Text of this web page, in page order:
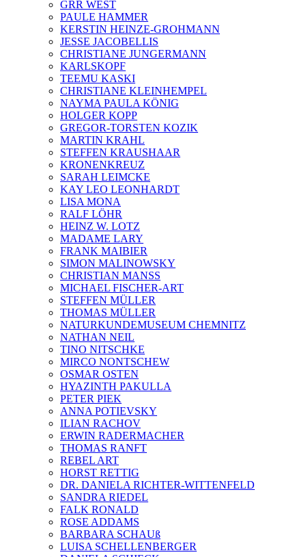
GRR WEST
PAULE HAMMER
KERSTIN HEINZE-GROHMANN
JESSE JACOBELLIS
CHRISTIANE JUNGERMANN
KARLSKOPF
TEEMU KASKI
CHRISTIANE KLEINHEMPEL
NAYMA PAULA KÖNIG
HOLGER KOPP
GREGOR-TORSTEN KOZIK
MARTIN KRAHL
STEFFEN KRAUSHAAR
KRONENKREUZ
SARAH LEIMCKE
KAY LEO LEONHARDT
LISA MONA
RALF LÖHR
HEINZ W. LOTZ
MADAME LARY
FRANK MAIBIER
SIMON MALINOWSKY
CHRISTIAN MANSS
MICHAEL FISCHER-ART
STEFFEN MÜLLER
THOMAS MÜLLER
NATURKUNDEMUSEUM CHEMNITZ
NATHAN NEIL
TINO NITSCHKE
MIRCO NONTSCHEW
OSMAR OSTEN
HYAZINTH PAKULLA
PETER PIEK
ANNA POTIEVSKY
ILIAN RACHOV
ERWIN RADERMACHER
THOMAS RANFT
REBEL ART
HORST RETTIG
DR. DANIELA RICHTER-WITTENFELD
SANDRA RIEDEL
FALK RONALD
ROSE ADDAMS
BARBARA SCHAUß
LUISA SCHELLENBERGER